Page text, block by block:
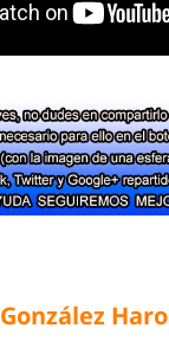
González Haro